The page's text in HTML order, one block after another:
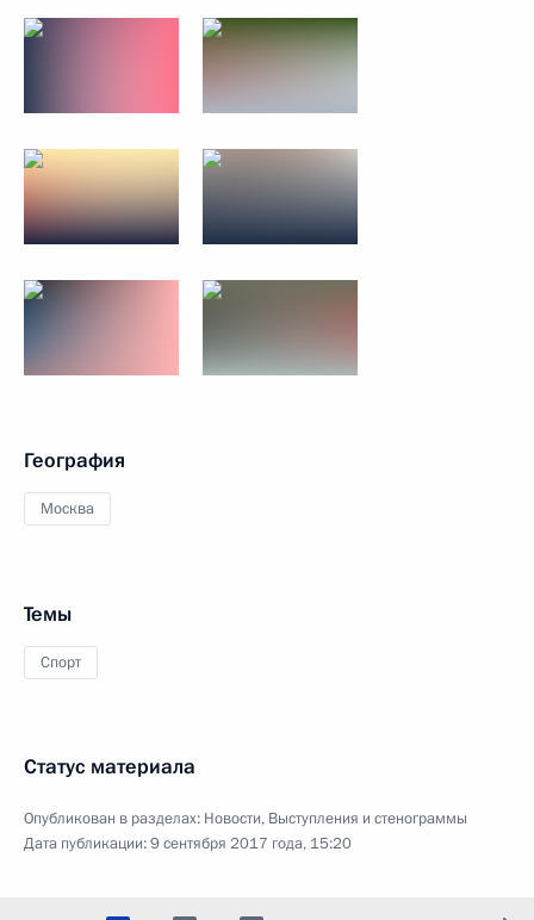
География
Москва
Темы
Спорт
Статус материала
Опубликован в разделах: Новости, Выступления и стенограммы
Дата публикации:9 сентября 2017 года, 15:20